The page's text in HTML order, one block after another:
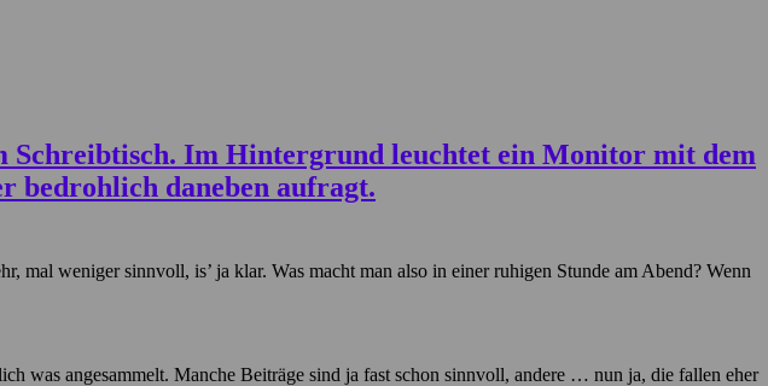
mal weniger sinnvoll, is’ ja klar. Was macht man also in einer ruhigen Stunde am Abend? Wenn
was angesammelt. Manche Beiträge sind ja fast schon sinnvoll, andere … nun ja, die fallen eher